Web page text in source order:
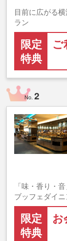
目前に広がる
ラン
限定
特典
ご
No.2
「味・香り・
ブッフェダイ
限定
特典
お